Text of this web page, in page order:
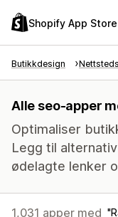
Shopify App Store
Butikkdesign
Alle seo-apper
Optimaliser
Legg til
ødelagte lenker
1,031 apper med